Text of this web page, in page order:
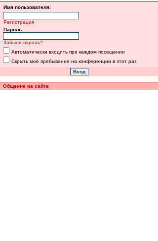
Имя пользователя:
Регистрация
Пароль:
Забыли пароль?
Автоматически входить при каждом посещении
Скрыть моё пребывание на конференции в этот раз
Общение на сайте